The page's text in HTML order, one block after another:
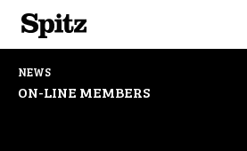
NEWS
ON-LINE MEMBERS